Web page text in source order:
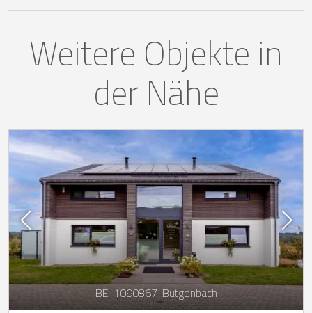
Weitere Objekte in
der Nähe
BE-1090867-Bütgenbach